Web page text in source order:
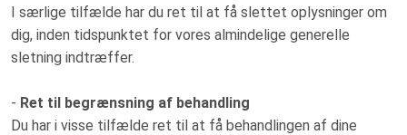
I særlige tilfælde har du ret til at få slettet oplysninger om
dig, inden tidspunktet for vores almindelige generelle
sletning indtræffer.
- Ret til begrænsning af behandling
Du har i visse tilfælde ret til at få behandlingen af dine